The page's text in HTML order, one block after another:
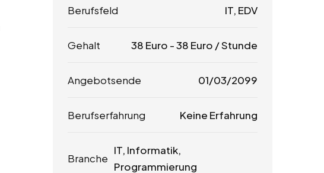
Berufsfeld IT, EDV
Gehalt 38 Euro -38 Euro / Stunde
Angebotsende 01/03/2099
Berufserfahrung Keine Erfahrung
Branche
IT, Informatik,
Programmierung